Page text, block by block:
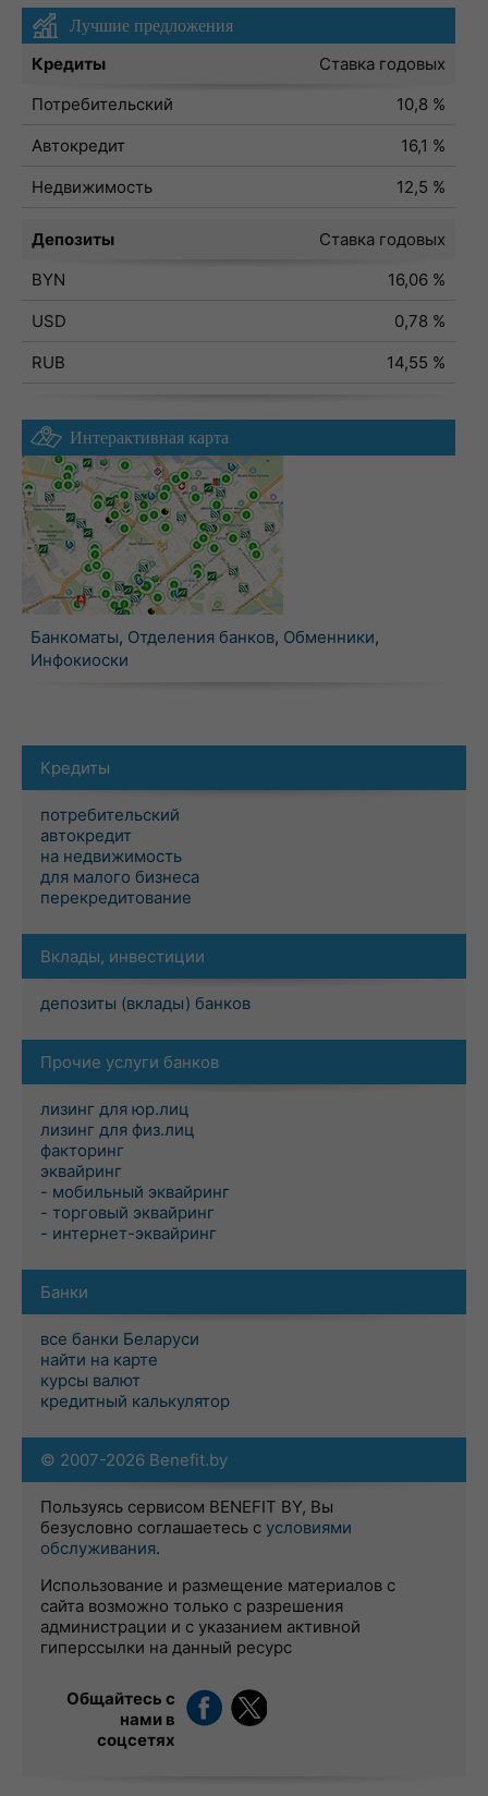
Лучшие предложения
Кредиты
Ставка годовых
Потребительский
10,8 %
Автокредит
16,1 %
Недвижимость
12,5 %
Депозиты
Ставка годовых
BYN
16,06 %
USD
0,78 %
RUB
14,55 %
Интерактивная карта
Банкоматы, Отделения банков, Обменники,
Инфокиоски
Кредиты
потребительский
автокредит
на недвижимость
для малого бизнеса
перекредитование
Вклады, инвестиции
депозиты (вклады) банков
Прочие услуги банков
лизинг для юр.лиц
лизинг для физ.лиц
факторинг
эквайринг
- мобильный эквайринг
- торговый эквайринг
- интернет-эквайринг
Банки
все банки Беларуси
найти на карте
курсы валют
кредитный калькулятор
© 2007-2026 Benefit.by
Пользуясь сервисом BENEFIT BY, Вы
безусловно соглашаетесь с условиями
обслуживания.
Использование и размещение материалов с
сайта возможно только с разрешения
администрации и с указанием активной
гиперссылки на данный ресурс
Общайтесь с
нами в
соцсетях